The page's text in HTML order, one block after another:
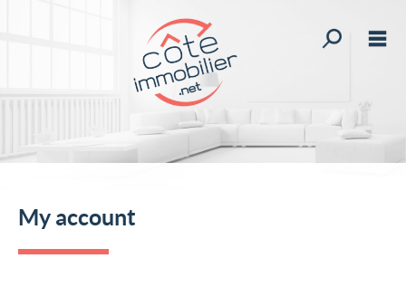
All our
your custom search
News
My account